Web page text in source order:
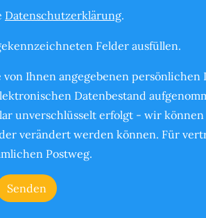
Datenschutzerklärung.
Felder ausfüllen.
Ihnen angegebenen
Datenbestand
unverschlüsselt erfolgt - wir
verändert werden können. Für
Postweg.